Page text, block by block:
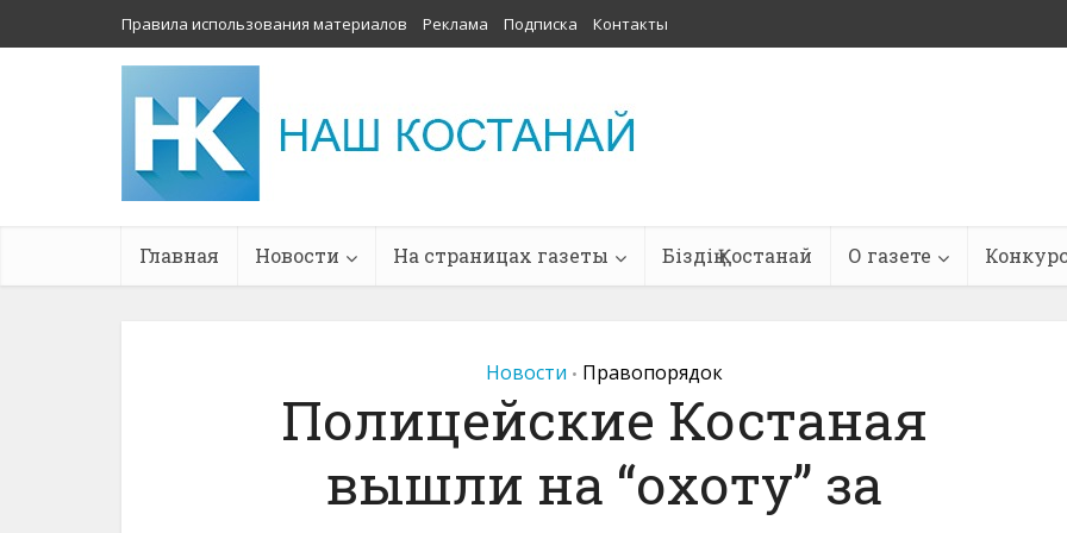
Правила использования материалов Реклама Подписка Контакты
Главная Новости На страницах газеты Біздің Қостанай О газете
Новости • Правопорядок
Полицейские Костаная
вышли на “охоту” за